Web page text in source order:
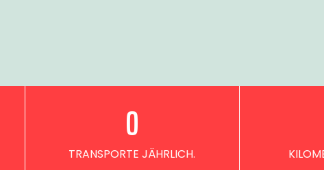
TRANSPORTE JÄHRLICH.
0